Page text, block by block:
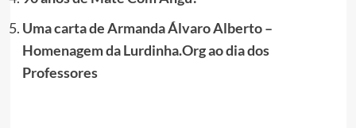
Uma carta de Armanda Álvaro Alberto –
Homenagem da Lurdinha.Org ao dia dos
Professores